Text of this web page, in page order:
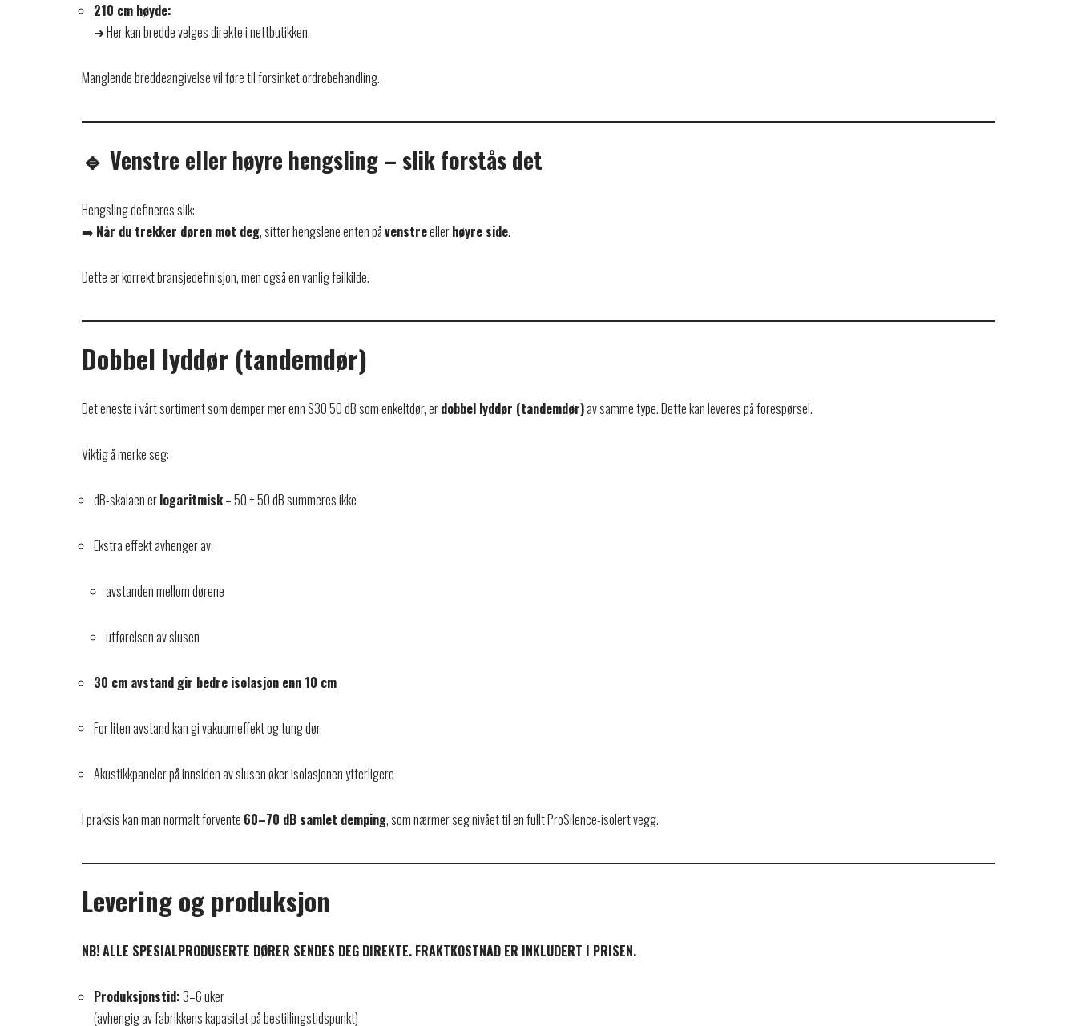
210 cm høyde:
➜ Her kan bredde velges direkte i nettbutikken.
Manglende breddeangivelse vil føre til forsinket ordrebehandling.
🔹 Venstre eller høyre hengsling – slik forstås det
Hengsling defineres slik:
➡️ Når du trekker døren mot deg, sitter hengslene enten påvenstreellerhøyre side.
Dette er korrekt bransjedefinisjon, men også en vanlig feilkilde.
Dobbel lyddør (tandemdør)
Det eneste i vårt sortiment som demper mer enn S30 50 dB som enkeltdør, erdobbel lyddør (tandemdør)av samme type. Dette kan leveres på forespørsel.
Viktig å merke seg:
dB-skalaen erlogaritmisk– 50 + 50 dB summeres ikke
Ekstra effekt avhenger av:
avstanden mellom dørene
utførelsen av slusen
30 cm avstand gir bedre isolasjon enn 10 cm
For liten avstand kan gi vakuumeffekt og tung dør
Akustikkpaneler på innsiden av slusen øker isolasjonen ytterligere
I praksis kan man normalt forvente 60–70 dB samlet demping, som nærmer seg nivået til en fullt ProSilence-isolert vegg.
Levering og produksjon
NB! ALLE SPESIALPRODUSERTE DØRER SENDES DEG DIREKTE. FRAKTKOSTNAD ER INKLUDERT I PRISEN.
Produksjonstid:3–6 uker
(avhengig av fabrikkens kapasitet på bestillingstidspunkt)